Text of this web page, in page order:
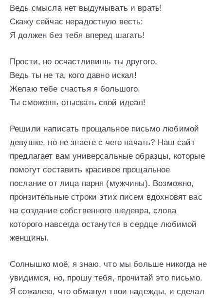
Ведь смысла нет выдумывать и врать!
Скажу сейчас нерадостную весть:
Я должен без тебя вперед шагать!
Прости, но осчастливишь ты другого,
Ведь ты не та, кого давно искал!
Желаю тебе счастья я большого,
Ты сможешь отыскать свой идеал!
Решили написать прощальное письмо любимой
девушке, но не знаете с чего начать? Наш сайт
предлагает вам универсальные образцы, которые
помогут составить красивое прощальное
послание от лица парня (мужчины). Возможно,
пронзительные строки этих писем вдохновят вас
на создание собственного шедевра, слова
которого навсегда останутся в сердце любимой
женщины.
Солнышко моё, я знаю, что мы больше никогда не
увидимся, но, прошу тебя, прочитай это письмо.
Я сожалею, что обманул твои надежды, и сделал